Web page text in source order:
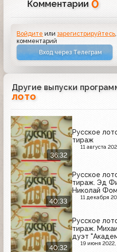
Комментарии 0
Войдите илизарегистрируйтесь
комментарий
Вход через Телеграм
Другие выпуски
лото
36:32
Русское
тираж
11 августа
40:33
Русское
тираж. Эд
Николай
11 декабря
40:32
Русское
тираж.
дуэт
19 июня 2022,